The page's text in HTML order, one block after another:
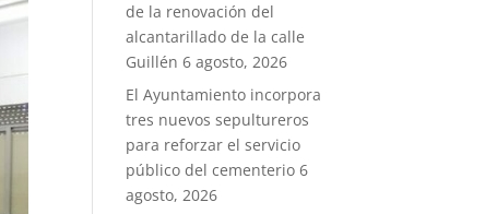
de la renovación del
alcantarillado de la calle
Guillén 6 agosto, 2026
El Ayuntamiento incorpora
tres nuevos sepultureros
para reforzar el servicio
público del cementerio 6
agosto, 2026